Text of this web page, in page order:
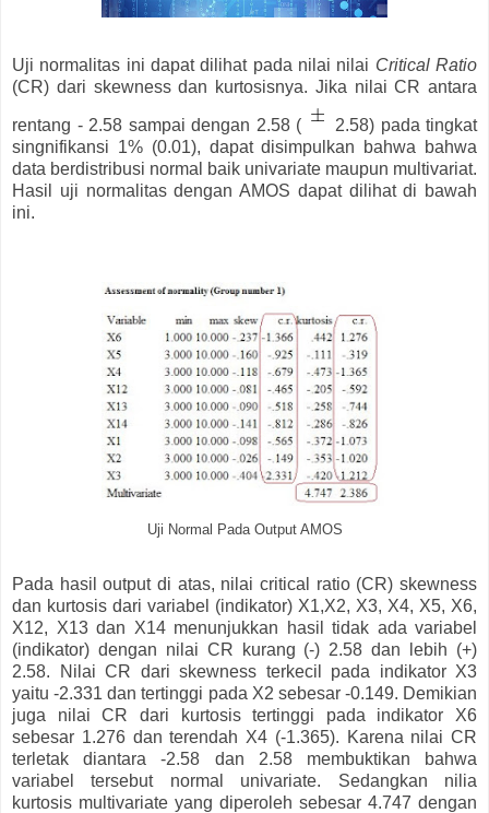
Uji normalitas ini dapat dilihat pada nilai nilai Critical Ratio
(CR) dari skewness dan kurtosisnya. Jika nilai CR antara
rentang - 2.58 sampai dengan 2.58 (
2.58) pada tingkat
singnifikansi 1% (0.01), dapat disimpulkan bahwa bahwa
data berdistribusi normal baik univariate maupun multivariat.
Hasil uji normalitas dengan AMOS dapat dilihat di bawah
ini.
Uji Normal Pada Output AMOS
Pada hasil output di atas, nilai critical ratio (CR) skewness
dan kurtosis dari variabel (indikator) X1,X2, X3, X4, X5, X6,
X12, X13 dan X14 menunjukkan hasil tidak ada variabel
(indikator) dengan nilai CR kurang (-) 2.58 dan lebih (+)
2.58. Nilai CR dari skewness terkecil pada indikator X3
yaitu -2.331 dan tertinggi pada X2 sebesar -0.149. Demikian
juga nilai CR dari kurtosis tertinggi pada indikator X6
sebesar 1.276 dan terendah X4 (-1.365). Karena nilai CR
terletak diantara -2.58 dan 2.58 membuktikan bahwa
variabel tersebut normal univariate. Sedangkan nilia
kurtosis multivariate yang diperoleh sebesar 4.747 dengan